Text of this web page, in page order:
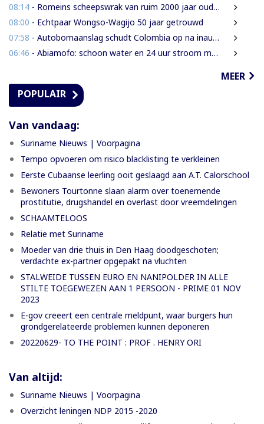
08:14 - Romeins scheepswrak van ruim 2000 jaar oud ontdekt bij Sicilië
08:00 - Echtpaar Wongso-Wagijo 50 jaar getrouwd
07:58 - Autobomaanslag schudt Colombia op na inauguratie van hardline president
06:46 - Abiamofo: schoon water en 24 uur stroom moeten ook afgelegen dorpen bereiken
MEER
POPULAIR
Van vandaag:
Suriname Nieuws | Voorpagina
Tempo opvoeren om risico blacklisting te verkleinen
Eerste Cubaanse leerling ooit geslaagd aan A.T. Calorschool
Bewoners Tourtonne slaan alarm over toenemende
prostitutie, drugshandel en overlast door vreemdelingen
SCHAAMTELOOS
Relatie met Suriname
Moeder van drie thuis in Den Haag doodgeschoten;
verdachte ex-partner opgepakt na vluchten
STALWEIDE TUSSEN EURO EN NANIPOLDER IN ALLE
STILTE TOEGEWEZEN AAN 1 PERSOON - PRIME 01 NOV
2023
E-gov creeert een centrale meldpunt, waar burgers hun
grondgerelateerde problemen kunnen deponeren
20220629- TO THE POINT : PROF . HENRY ORI
Van altijd:
Suriname Nieuws | Voorpagina
Overzicht leningen NDP 2015 -2020